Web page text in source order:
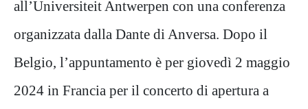
all’Universiteit Antwerpen con una conferenza
organizzata dalla Dante di Anversa. Dopo il
Belgio, l’appuntamento è per giovedì 2 maggio
2024 in Francia per il concerto di apertura a